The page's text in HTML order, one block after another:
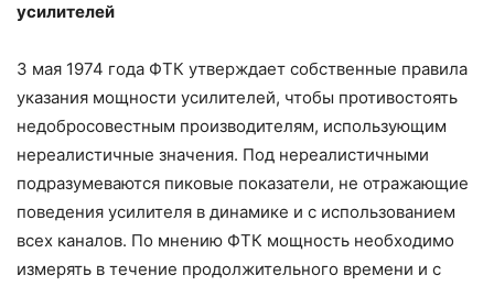
усилителей
3 мая 1974 года ФТК утверждает собственные правила
указания мощности усилителей, чтобы противостоять
недобросовестным производителям, использующим
нереалистичные значения. Под нереалистичными
подразумеваются пиковые показатели, не отражающие
поведения усилителя в динамике и с использованием
всех каналов. По мнению ФТК мощность необходимо
измерять в течение продолжительного времени и с